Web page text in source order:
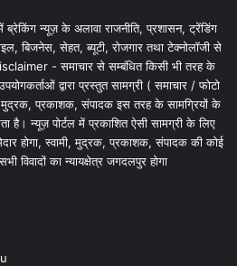
ब्रेकिंग न्यूज़ के अलावा राजनीति, प्रशासन, ट्रेंडिंग
बिजनेस, सेहत, ब्यूटी, रोजगार तथा टेक्नोलॉजी से
- समाचार से सम्बंधित किसी भी तरह के
द्वारा प्रस्तुत सामग्री ( समाचार / फोटो
मुद्रक, प्रकाशक, संपादक इस तरह के सामग्रियों के
है। न्यूज़ पोर्टल में प्रकाशित ऐसी सामग्री के लिए
होगा, स्वामी, मुद्रक, प्रकाशक, संपादक की कोई
विवादों का न्यायक्षेत्र जगदलपुर होगा